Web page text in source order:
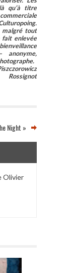
qu’à titre
malgré tout
fait enlevée
Night »
Olivier